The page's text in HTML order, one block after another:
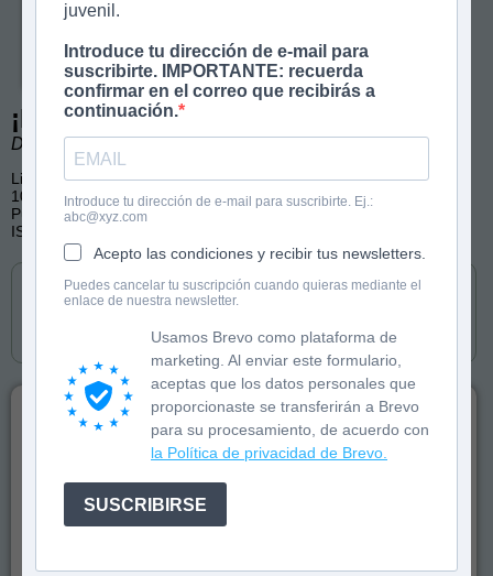
juvenil.
Introduce tu dirección de e-mail para
suscribirte. IMPORTANTE: recuerda
confirmar en el correo que recibirás a
continuación.
Introduce tu dirección de e-mail para suscribirte. Ej.:
abc@xyz.com
Acepto las condiciones y recibir tus newsletters.
Puedes cancelar tu suscripción cuando quieras mediante el
enlace de nuestra newsletter.
Usamos Brevo como plataforma de
marketing. Al enviar este formulario,
aceptas que los datos personales que
proporcionaste se transferirán a Brevo
para su procesamiento, de acuerdo con
la Política de privacidad de Brevo.
SUSCRIBIRSE
¡Lávate las manos!
Dos Pediatras en casa. Ilustraciones de Esther Bernal.
Libro de cartón
10 páginas, color
Publicado por Timun Mas Infantil
ISBN: 9788408246251
Cómpralo en
Aprende a lavarte correctamente las manos
con este libro ilustrado de cartón.
lavarlas, el agua y el jabón serán tus aliados: frota bien